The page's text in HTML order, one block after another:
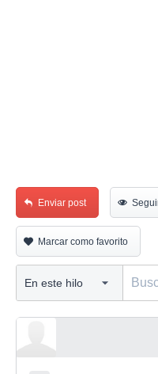
Enviar post
Marcar como favorito